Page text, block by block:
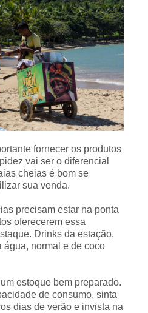
fornecer os produtos
vai ser o diferencial
cheias é bom se
sua venda.
precisam estar na ponta
oferecerem essa
Drinks da estação,
água, normal e de coco
estoque bem preparado.
de consumo, sinta
dias de verão e invista na